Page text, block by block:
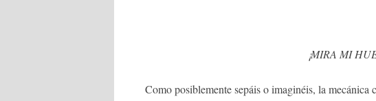
¡MIRA MI
Como posiblemente sepáis o imaginéis, la